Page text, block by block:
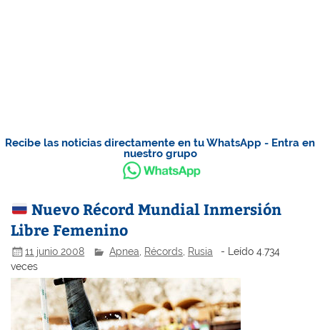
Recibe las noticias directamente en tu WhatsApp - Entra en
nuestro grupo
Nuevo Récord Mundial Inmersión
Libre Femenino
11 junio 2008 Apnea Récords Rusia
- Leído 4.734
veces